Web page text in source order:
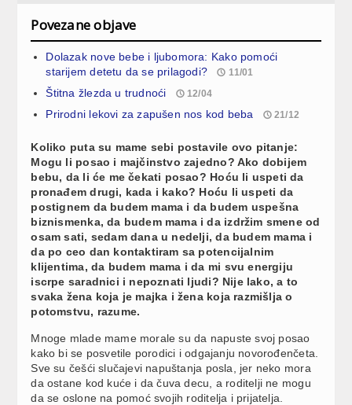
Povezane objave
Dolazak nove bebe i ljubomora: Kako pomoći
starijem detetu da se prilagodi?
11/01
Štitna žlezda u trudnoći 12/04
Prirodni lekovi za zapušen nos kod beba 21/12
Koliko puta su mame sebi postavile ovo pitanje:
Mogu li posao i majčinstvo zajedno? Ako dobijem
bebu, da li će me čekati posao? Hoću li uspeti da
pronađem drugi, kada i kako? Hoću li uspeti da
postignem da budem mama i da budem uspešna
biznismenka, da budem mama i da izdržim smene od
osam sati, sedam dana u nedelji, da budem mama i
da po ceo dan kontaktiram sa potencijalnim
klijentima, da budem mama i da mi svu energiju
iscrpe saradnici i nepoznati ljudi? Nije lako, a to
svaka žena koja je majka i žena koja razmišlja o
potomstvu, razume.
Mnoge mlade mame morale su da napuste svoj posao
kako bi se posvetile porodici i odgajanju novorođenčeta.
Sve su češći slučajevi napuštanja posla, jer neko mora
da ostane kod kuće i da čuva decu, a roditelji ne mogu
da se oslone na pomoć svojih roditelja i prijatelja.